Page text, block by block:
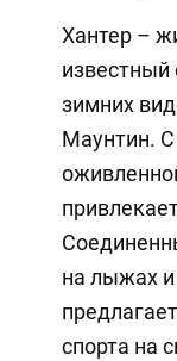
Хантер –
зимних
Маунтин. С
на лыжах и
спорта на